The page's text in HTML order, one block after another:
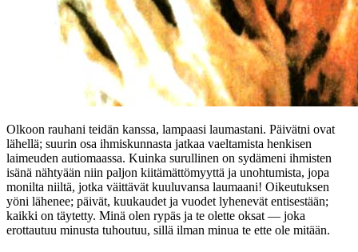
Olkoon rauhani teidän kanssa, lampaasi laumastani. Päivätni ovat
lähellä; suurin osa ihmiskunnasta jatkaa vaeltamista henkisen
laimeuden autiomaassa. Kuinka surullinen on sydämeni ihmisten
isänä nähtyään niin paljon kiitämättömyyttä ja unohtumista, jopa
monilta niiltä, jotka väittävät kuuluvansa laumaani! Oikeutuksen
yöni lähenee; päivät, kuukaudet ja vuodet lyhenevät entisestään;
kaikki on täytetty. Minä olen rypäs ja te olette oksat — joka
erottautuu minusta tuhoutuu, sillä ilman minua te ette ole mitään.